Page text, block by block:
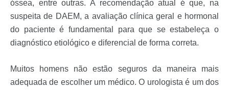
óssea, entre outras. A recomendação atual é que, na
suspeita de DAEM, a avaliação clínica geral e hormonal
do paciente é fundamental para que se estabeleça o
diagnóstico etiológico e diferencial de forma correta.
Muitos homens não estão seguros da maneira mais
adequada de escolher um médico. O urologista é um dos